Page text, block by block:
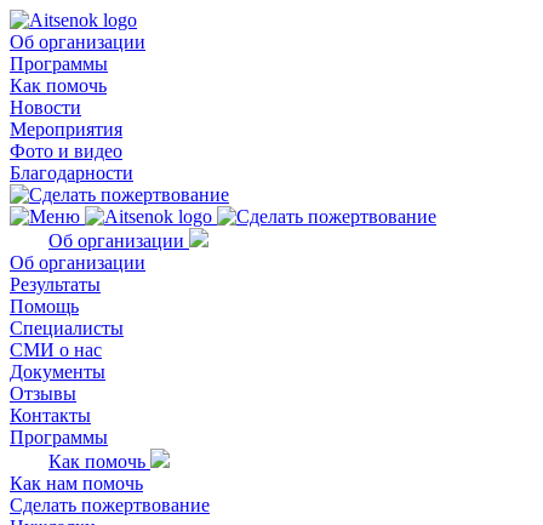
Об организации
Программы
Как помочь
Новости
Мероприятия
Фото и видео
Благодарности
Об организации
Об организации
Результаты
Помощь
Специалисты
СМИ о нас
Документы
Отзывы
Контакты
Программы
Как помочь
Как нам помочь
Сделать пожертвование